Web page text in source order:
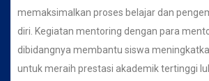
memaksimalkan proses belajar dan
diri. Kegiatan mentoring dengan para
dibidangnya membantu siswa
untuk meraih prestasi akademik tertinggi